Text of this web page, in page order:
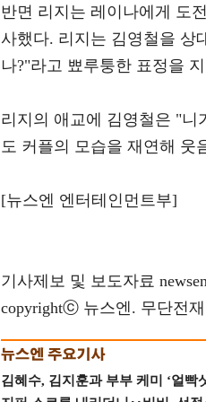
반면 리지는 레이나에게 도
사했다. 리지는 김영철을 상
나?"라고 뾰루퉁한 표정을
리지의 애교에 김영철은 "니
도 커플의 모습을 재연해 웃
[뉴스엔 엔터테인먼트부]
기사제보 및 보도자료
copyrightⓒ 뉴스엔. 무단전
김혜수, 김지훈과 부부 케미 ‘얼빡